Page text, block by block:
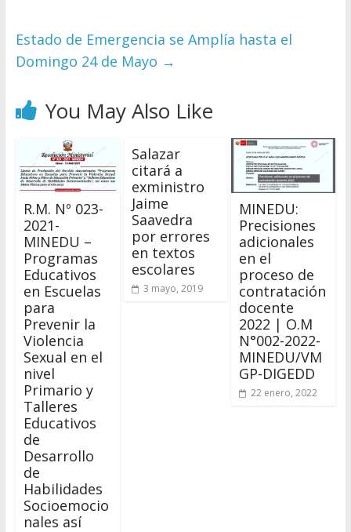
Estado de Emergencia se Amplía hasta el
Domingo 24 de Mayo →
You May Also Like
R.M. Nº 023-
2021-
MINEDU –
Programas
Educativos
en Escuelas
para
Prevenir la
Violencia
Sexual en el
nivel
Primario y
Talleres
Educativos
de
Desarrollo
de
Habilidades
Socioemocio
nales así
Salazar
citará a
exministro
Jaime
Saavedra
por errores
en textos
escolares
3 mayo, 2019
MINEDU:
Precisiones
adicionales
en el
proceso de
contratación
docente
2022 | O.M
N°002-2022-
MINEDU/VM
GP-DIGEDD
22 enero, 2022